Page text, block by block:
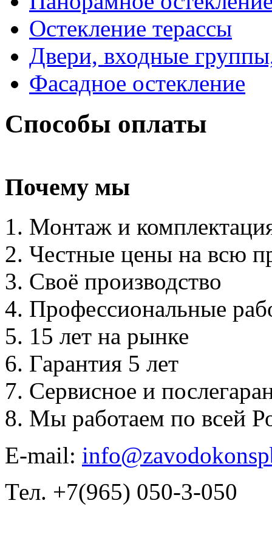
Остекление терассы
Двери, входные
Фасадное остекление
Способы оплаты
Почему мы
Монтаж и
Честные цены на всю
Своё производство
Профессиональные
15 лет на рынке
Гарантия 5 лет
Сервисное и
Мы работаем по всей
E-mail:
Тел. +7(965) 050-3-050